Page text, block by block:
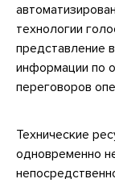
технологии
представление
информации по
переговоров
Технические
одновременно